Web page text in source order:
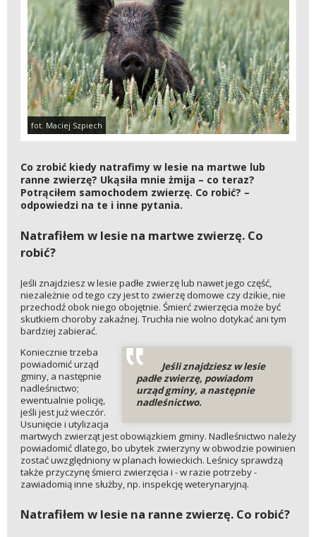
fot. Maciej Szpiech
Co zrobić kiedy natrafimy w lesie na martwe lub
ranne zwierzę? Ukąsiła mnie żmija – co teraz?
Potrąciłem samochodem zwierzę. Co robić? –
odpowiedzi na te i inne pytania.
Natrafiłem w lesie na martwe zwierzę. Co
robić?
Jeśli znajdziesz w lesie padłe zwierzę lub nawet jego część,
niezależnie od tego czy jest to zwierzę domowe czy dzikie, nie
przechodź obok niego obojętnie. Śmierć zwierzęcia może być
skutkiem choroby zakaźnej. Truchła nie wolno dotykać ani tym
bardziej zabierać.
Jeśli znajdziesz w lesie
padłe zwierzę, powiadom
urząd gminy, a następnie
nadleśnictwo.
Koniecznie trzeba
powiadomić urząd
gminy, a następnie
nadleśnictwo;
ewentualnie policję,
jeśli jest już wieczór.
Usunięcie i utylizacja
martwych zwierząt jest obowiązkiem gminy. Nadleśnictwo należy
powiadomić dlatego, bo ubytek zwierzyny w obwodzie powinien
zostać uwzględniony w planach łowieckich. Leśnicy sprawdzą
także przyczynę śmierci zwierzęcia i - w razie potrzeby -
zawiadomią inne służby, np. inspekcję weterynaryjną.
Natrafiłem w lesie na ranne zwierzę. Co robić?